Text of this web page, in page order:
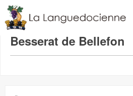
2018.07.13
Besserat de Bellefon